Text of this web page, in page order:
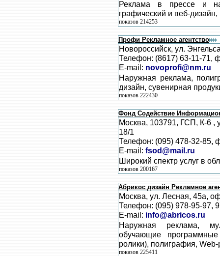
Реклама в прессе и
графический и веб-
показов 214253
Профи Рекламное агентство
Новороссийск, ул.
Телефон: (8617) 63-11-71,
E-mail: novoprofi@nm.ru
Наружная реклама,
дизайн, сувенирная
показов 222430
Фонд Содействие
Москва, 103791, ГСП, К-6 ,
18/1
Телефон: (095) 478-32-85,
E-mail: fsod@mail.ru
Широкий спектр услуг в
показов 200167
Абрикос дизайн Рекламное
Москва, ул. Лесная, 45а,
Телефон: (095) 978-95-97,
E-mail: info@abricos.ru
Наружная реклама,
обучающие
ролики), полиграфия,
показов 225411